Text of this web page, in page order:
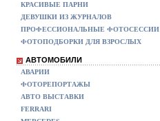
КРАСИВЫЕ ПАРНИ
ДЕВУШКИ ИЗ ЖУРНАЛОВ
ПРОФЕССИОНАЛЬНЫЕ ФОТОСЕССИИ
ФОТОПОДБОРКИ ДЛЯ ВЗРОСЛЫХ
АВТОМОБИЛИ
АВАРИИ
ФОТОРЕПОРТАЖЫ
АВТО ВЫСТАВКИ
FERRARI